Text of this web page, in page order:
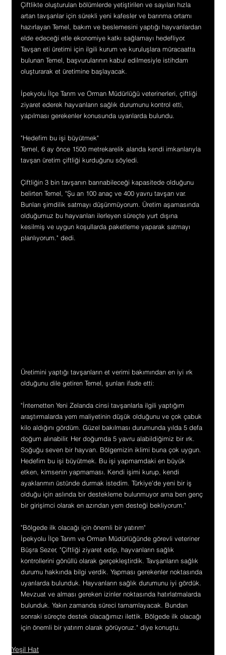
Çiftlikte oluşturulan bölümlerde yetiştirilen ve sayıları hızla
artan tavşanlar için sürekli yeni kafesler ve barınma ortamı
hazırlayan Temel, bakım ve beslemesini yaptığı hayvanlardan
elde edeceği etle ekonomiye katkı sağlamayı hedefliyor.
Tavşan eti üretimi için ilgili kurum ve kuruluşlara müracaatta
bulunan Temel, başvurularının kabul edilmesiyle istihdam
oluşturarak et üretimine başlayacak.
İpekyolu İlçe Tarım ve Orman Müdürlüğü veterinerleri, çiftliği
ziyaret ederek hayvanların sağlık durumunu kontrol etti,
yapılması gerekenler konusunda uyarılarda bulundu.
"Hedefim bu işi büyütmek"
Temel, 6 ay önce 1500 metrekarelik alanda kendi imkanlarıyla
tavşan üretim çiftliği kurduğunu söyledi.
Çiftliğin 3 bin tavşanın barınabileceği kapasitede olduğunu
belirten Temel, "Şu an 100 anaç ve 400 yavru tavşan var.
Bunları şimdilik satmayı düşünmüyorum. Üretim aşamasında
olduğumuz bu hayvanları ilerleyen süreçte yurt dışına
kesilmiş ve uygun koşullarda paketleme yaparak satmayı
planlıyorum." dedi.
Üretimini yaptığı tavşanların et verimi bakımından en iyi ırk
olduğunu dile getiren Temel, şunları ifade etti:
"İnternetten Yeni Zelanda cinsi tavşanlarla ilgili yaptığım
araştırmalarda yem maliyetinin düşük olduğunu ve çok çabuk
kilo aldığını gördüm. Güzel bakılması durumunda yılda 5 defa
doğum alınabilir. Her doğumda 5 yavru alabildiğimiz bir ırk.
Soğuğu seven bir hayvan. Bölgemizin iklimi buna çok uygun.
Hedefim bu işi büyütmek. Bu işi yapmamdaki en büyük
etken, kimsenin yapmaması. Kendi işimi kurup, kendi
ayaklarımın üstünde durmak istedim. Türkiye'de yeni bir iş
olduğu için aslında bir destekleme bulunmuyor ama ben genç
bir girişimci olarak en azından yem desteği bekliyorum."
"Bölgede ilk olacağı için önemli bir yatırım"
İpekyolu İlçe Tarım ve Orman Müdürlüğünde görevli veteriner
Büşra Sezer, "Çiftliği ziyaret edip, hayvanların sağlık
kontrollerini gönüllü olarak gerçekleştirdik. Tavşanların sağlık
durumu hakkında bilgi verdik. Yapması gerekenler noktasında
uyarılarda bulunduk. Hayvanların sağlık durumunu iyi gördük.
Mevzuat ve alması gereken izinler noktasında hatırlatmalarda
bulunduk. Yakın zamanda süreci tamamlayacak. Bundan
sonraki süreçte destek olacağımızı ilettik. Bölgede ilk olacağı
için önemli bir yatırım olarak görüyoruz." diye konuştu.
Yeşil Hat